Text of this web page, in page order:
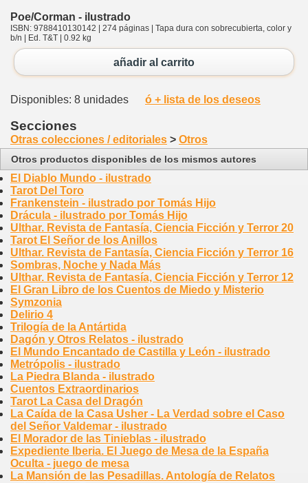
Poe/Corman - ilustrado
ISBN: 9788410130142 | 274 páginas | Tapa dura con sobrecubierta, color y
b/n | Ed. T&T | 0.92 kg
añadir al carrito
Disponibles: 8 unidades ó + lista de los deseos
Secciones
Otras colecciones / editoriales > Otros
Otros productos disponibles de los mismos autores
El Diablo Mundo - ilustrado
Tarot Del Toro
Frankenstein - ilustrado por Tomás Hijo
Drácula - ilustrado por Tomás Hijo
Ulthar. Revista de Fantasía, Ciencia Ficción y Terror 20
Tarot El Señor de los Anillos
Ulthar. Revista de Fantasía, Ciencia Ficción y Terror 16
Sombras, Noche y Nada Más
Ulthar. Revista de Fantasía, Ciencia Ficción y Terror 12
El Gran Libro de los Cuentos de Miedo y Misterio
Symzonia
Delirio 4
Trilogía de la Antártida
Dagón y Otros Relatos - ilustrado
El Mundo Encantado de Castilla y León - ilustrado
Metrópolis - ilustrado
La Piedra Blanda - ilustrado
Cuentos Extraordinarios
Tarot La Casa del Dragón
La Caída de la Casa Usher - La Verdad sobre el Caso
del Señor Valdemar - ilustrado
El Morador de las Tinieblas - ilustrado
Expediente Iberia. El Juego de Mesa de la España
Oculta - juego de mesa
La Mansión de las Pesadillas. Antología de Relatos